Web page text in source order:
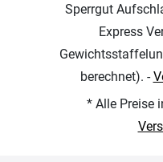
Sperrgut
Express
berechnet). -
* Alle Preise